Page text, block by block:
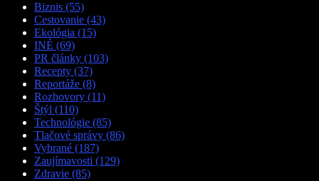
Biznis (55)
Cestovanie (43)
Ekológia (15)
INÉ (69)
PR články (103)
Recepty (37)
Reportáže (8)
Rozhovory (11)
Štýl (110)
Technológie (85)
Tlačové správy (86)
Vybrané (187)
Zaujímavosti (129)
Zdravie (85)